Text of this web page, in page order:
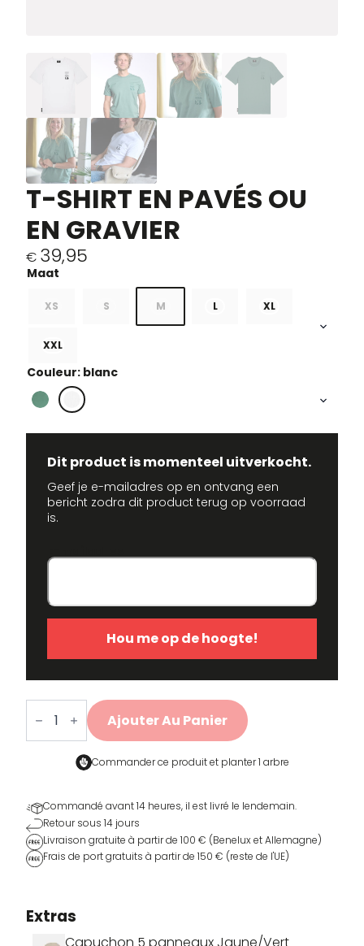
T-SHIRT EN PAVÉS OU
EN GRAVIER
€ 39,95
XS S M L XL
XXL
Couleur: blanc
Dit product is momenteel uitverkocht.
Geef je e-mailadres op en ontvang een
bericht zodra dit product terug op voorraad
is.
Hou me op de hoogte!
quantité
de
Cobbles
or
Ajouter Au Panier
Commander ce produit et planter 1 arbre
Commandé avant 14 heures, il est livré le lendemain.
Retour sous 14 jours
Livraison gratuite à partir de 100 € (Benelux et Allemagne)
Frais de port gratuits à partir de 150 € (reste de l'UE)
Extras
Image SKU Couleur
VDLTM-
Vert pin XS
Rupture
VDLTM-